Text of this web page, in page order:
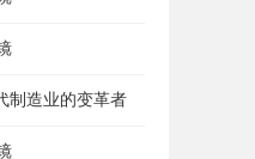
制造业的变革者